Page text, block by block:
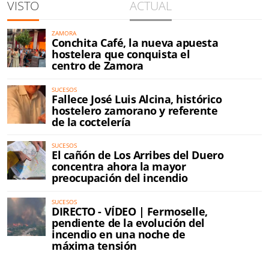
VISTO ACTUAL
ZAMORA
Conchita Café, la nueva apuesta
hostelera que conquista el
centro de Zamora
SUCESOS
Fallece José Luis Alcina, histórico
hostelero zamorano y referente
de la coctelería
SUCESOS
El cañón de Los Arribes del Duero
concentra ahora la mayor
preocupación del incendio
SUCESOS
DIRECTO - VÍDEO | Fermoselle,
pendiente de la evolución del
incendio en una noche de
máxima tensión